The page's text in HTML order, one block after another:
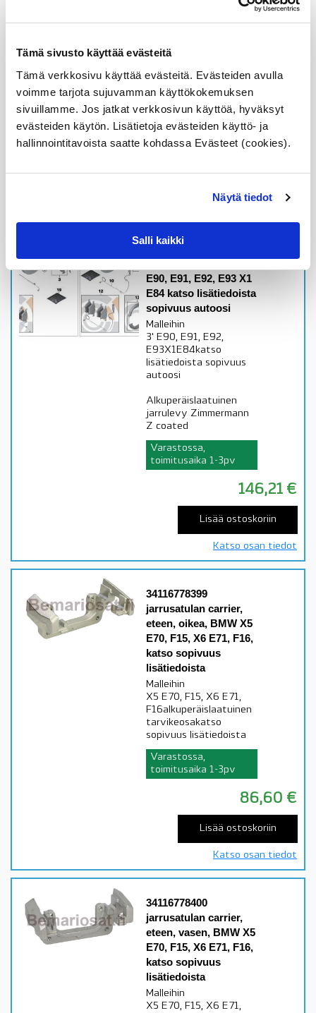
Tämä sivusto käyttää evästeitä
Tämä verkkosivu käyttää evästeitä. Evästeiden avulla
voimme tarjota sujuvamman käyttökokemuksen
sivuillamme. Jos jatkat verkkosivun käyttöä, hyväksyt
evästeiden käytön. Lisätietoja evästeiden käyttö- ja
hallinnointitavoista saatte kohdassa Evästeet (cookies).
Näytä tiedot
Salli kaikki
Zimmermann sport
jarrulevy pinnoitettu,
rei'itetty
123,55
34116855000 jarrulevy
E90, E91, E92, E93 X1
E84 katso lisätiedoista
sopivuus autoosi
Malleihin
3' E90, E91, E92,
E93X1E84katso
lisätiedoista sopivuus
autoosi
Alkuperäislaatuinen
jarrulevy Zimmermann
Z coated
Varastossa,
toimitusaika 1-3pv
146,21 €
Lisää ostoskoriin
Katso osan tiedot
34116778399
jarrusatulan carrier,
eteen, oikea, BMW X5
E70, F15, X6 E71, F16,
katso sopivuus
lisätiedoista
Malleihin
X5 E70, F15, X6 E71,
F16alkuperäislaatuinen
tarvikeosakatso
sopivuus lisätiedoista
Varastossa,
toimitusaika 1-3pv
86,60 €
Lisää ostoskoriin
Katso osan tiedot
34116778400
jarrusatulan carrier,
eteen, vasen, BMW X5
E70, F15, X6 E71, F16,
katso sopivuus
lisätiedoista
Malleihin
X5 E70, F15, X6 E71,